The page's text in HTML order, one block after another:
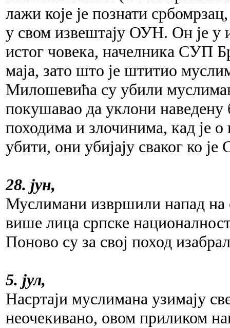
лажи које је познати
у свом извештају ОУН. Он је у
истог човека, начелника СУП
маја, зато што је штитио
Милошевића су убили
покушавао да уклони
походима и злочинима, кад је
убити, они убијају сваког ко
28. јун,
Муслимани извршили напад на
више лица српске
Поново су за свој поход
5. јул,
Насртаји муслимана узимају
неочекивано, овом приликом